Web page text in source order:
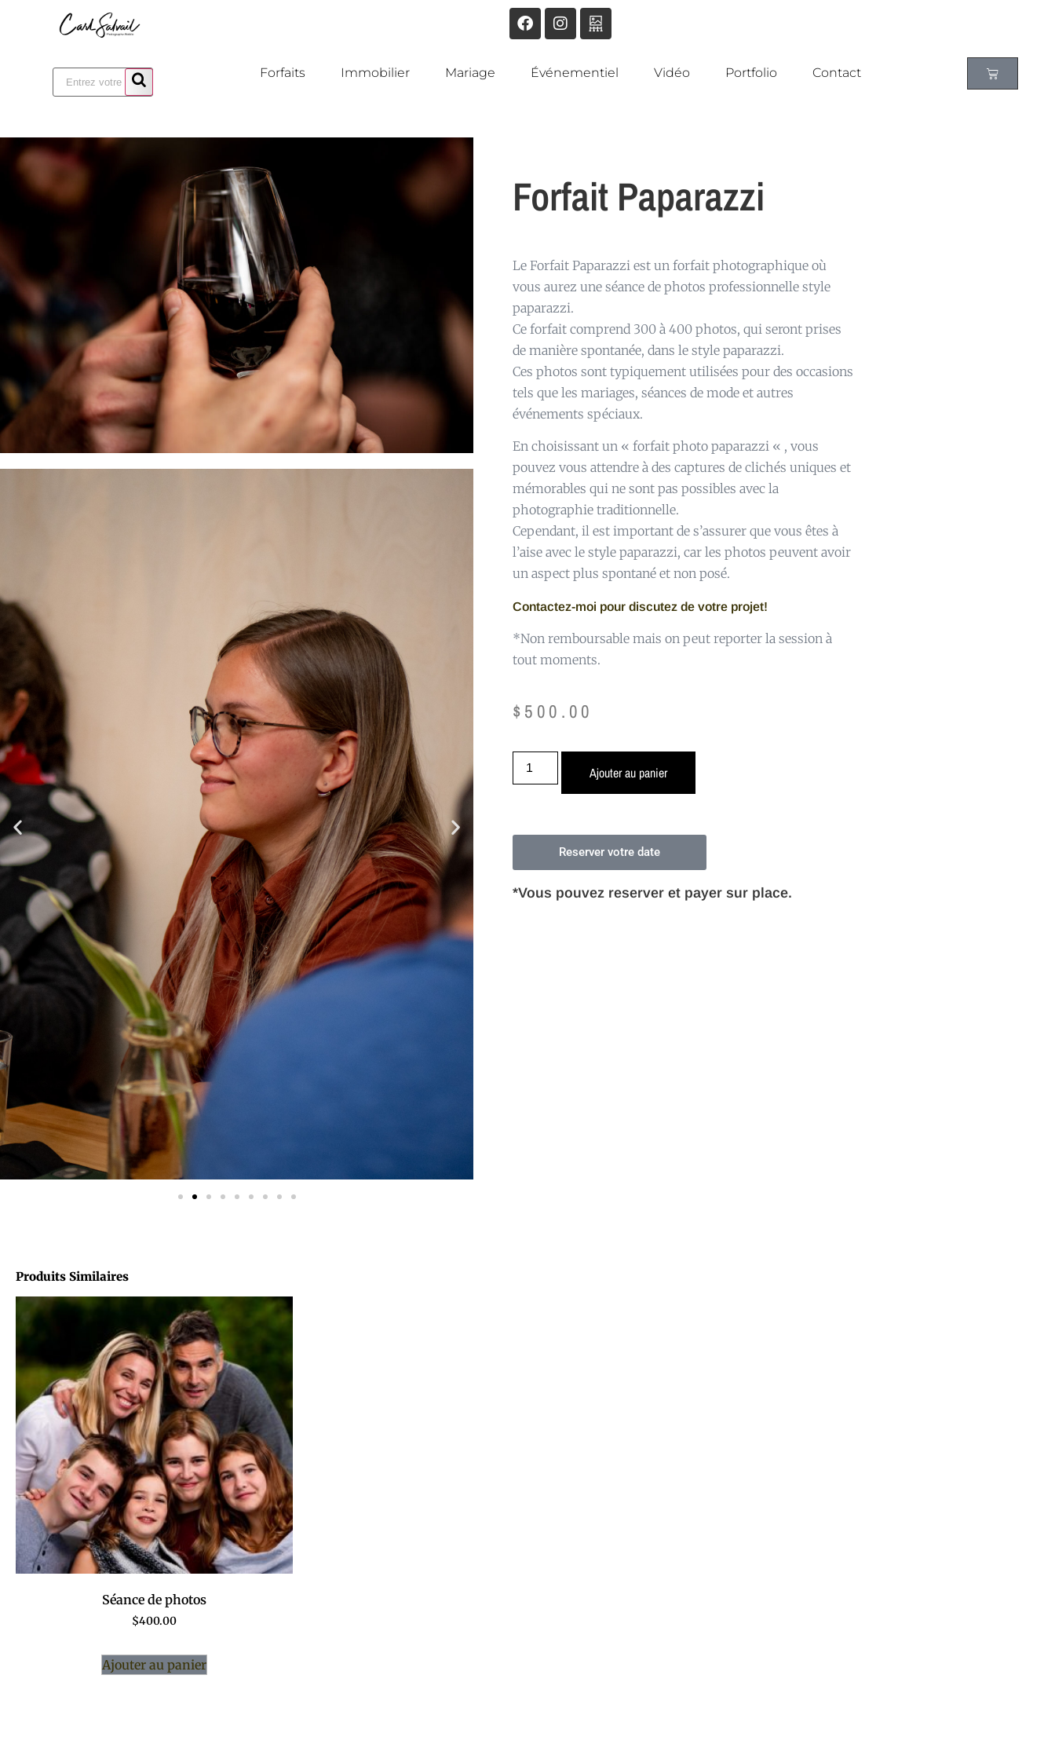
Forfaits Immobilier Mariage Événementiel Vidéo Portfolio Contact
Forfait Paparazzi
Le Forfait Paparazzi est un forfait photographique où
vous aurez une séance de photos professionnelle style
paparazzi.
Ce forfait comprend 300 à 400 photos, qui seront prises
de manière spontanée, dans le style paparazzi.
Ces photos sont typiquement utilisées pour des occasions
tels que les mariages, séances de mode et autres
événements spéciaux.
En choisissant un « forfait photo paparazzi « , vous
pouvez vous attendre à des captures de clichés uniques et
mémorables qui ne sont pas possibles avec la
photographie traditionnelle.
Cependant, il est important de s’assurer que vous êtes à
l’aise avec le style paparazzi, car les photos peuvent avoir
un aspect plus spontané et non posé.
Contactez-moi pour discutez de votre projet!
*Non remboursable mais on peut reporter la session à
tout moments.
$ 500.00
Ajouter au panier
Reserver votre date
*Vous pouvez reserver et payer sur place.
Produits Similaires
Séance de photos
$400.00
Ajouter au panier